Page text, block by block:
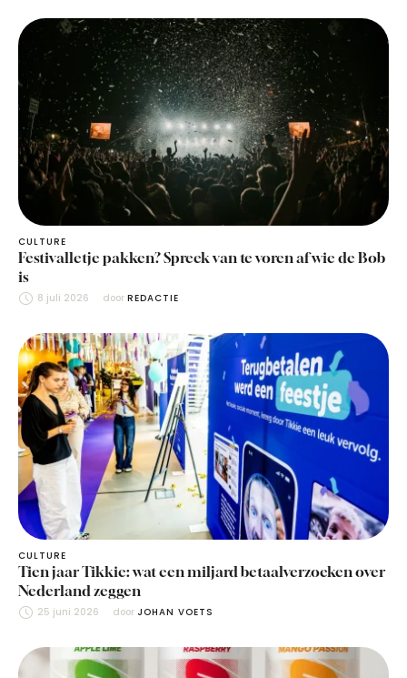
CULTURE
Festivalletje pakken? Spreek van te voren af wie de Bob
is
8 juli 2026 door REDACTIE
CULTURE
Tien jaar Tikkie: wat een miljard betaalverzoeken over
Nederland zeggen
25 juni 2026 door JOHAN VOETS